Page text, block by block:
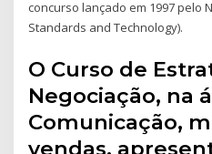
concurso lançado em 1997 pelo
Standards and Technology).
O Curso de
Negociação, na
Comunicação,
vendas,